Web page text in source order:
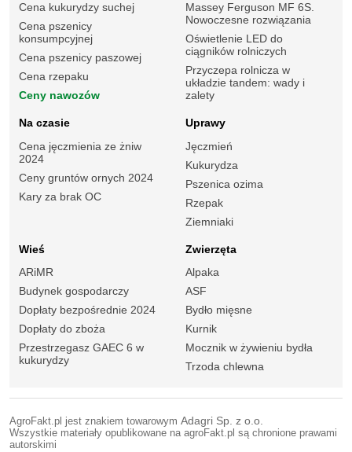
Cena kukurydzy suchej
Cena pszenicy
konsumpcyjnej
Cena pszenicy paszowej
Cena rzepaku
Ceny nawozów
Massey Ferguson MF 6S.
Nowoczesne rozwiązania
Oświetlenie LED do
ciągników rolniczych
Przyczepa rolnicza w
układzie tandem: wady i
zalety
Na czasie
Cena jęczmienia ze żniw
2024
Ceny gruntów ornych 2024
Kary za brak OC
Uprawy
Jęczmień
Kukurydza
Pszenica ozima
Rzepak
Ziemniaki
Wieś
ARiMR
Budynek gospodarczy
Dopłaty bezpośrednie 2024
Dopłaty do zboża
Przestrzegasz GAEC 6 w
kukurydzy
Zwierzęta
Alpaka
ASF
Bydło mięsne
Kurnik
Mocznik w żywieniu bydła
Trzoda chlewna
AgroFakt.pl jest znakiem towarowym Adagri Sp. z o.o.
Wszystkie materiały opublikowane na agroFakt.pl są chronione prawami
autorskimi